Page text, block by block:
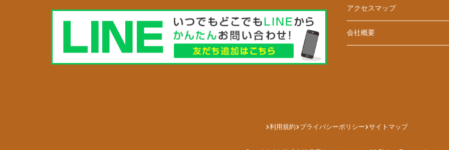
アクセスマップ
会社概要
利用規約 プライバシーポリシー サイトマップ